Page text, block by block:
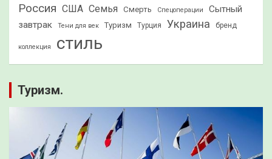
Россия США Семья Смерть Спецоперации
Сытный
завтрак
Тени для век Туризм Турция Украина бренд
коллекция стиль
Туризм.